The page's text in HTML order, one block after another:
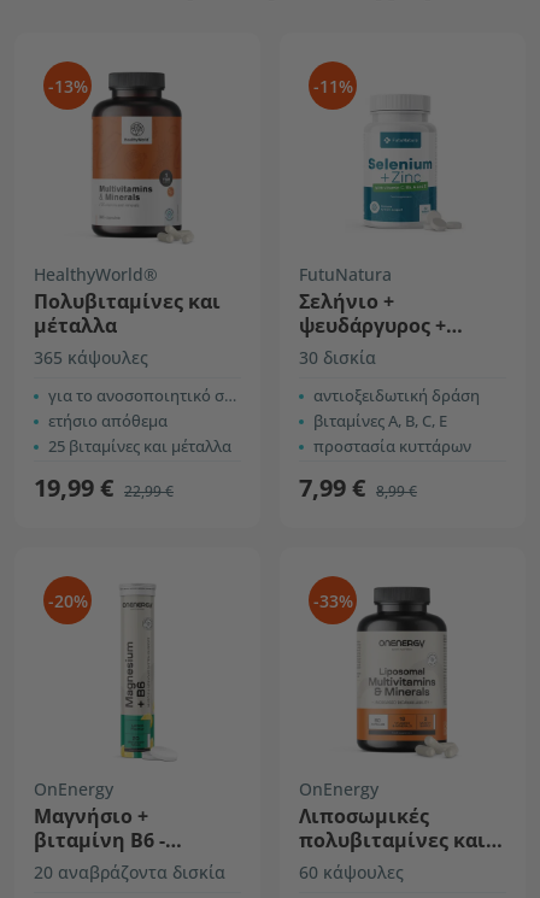
-13%
HealthyWorld®
Πολυβιταμίνες και
μέταλλα
365 κάψουλες
για το ανοσοποιητικό σύστημα και την ενέργεια
ετήσιο απόθεμα
25 βιταμίνες και μέταλλα
19,99 € 22,99 €
-11%
FutuNatura
Σελήνιο +
ψευδάργυρος +
βιταμίνες
30 δισκία
αντιοξειδωτική δράση
βιταμίνες A, B, C, E
προστασία κυττάρων
7,99 € 8,99 €
-20%
OnEnergy
Μαγνήσιο +
βιταμίνη Β6 -
αναβράζοντα δισκία
20 αναβράζοντα δισκία
-33%
OnEnergy
Λιποσωμικές
πολυβιταμίνες και
μέταλλα
60 κάψουλες